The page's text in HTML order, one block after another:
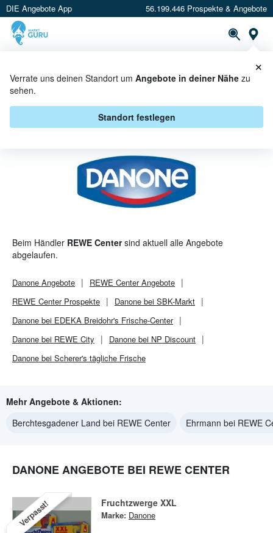
DIE Angebote App 56.199.446 Prospekte & Angebote
Verrate uns deinen Standort um Angebote in deiner Nähe zu
sehen.
Standort festlegen
×
DANONE BEI REWE CENTER -
ANGEBOTE & AKTIONEN
Beim Händler REWE Centersind aktuell alle Angebote
abgelaufen.
Danone Angebote REWE CenterAngebote
REWE CenterProspekte
Danone bei SBK-Markt
Danone bei EDEKA Breidohr's Frische-Center
Danone bei REWE City
Danone bei NP Discount
Danone bei Scherer's tägliche Frische
Mehr Angebote & Aktionen:
Berchtesgadener Land bei REWE Center
Ehrmann bei REWE
DANONE ANGEBOTE BEI REWE CENTER
Verpasst! Fruchtzwerge XXL
Marke: Danone